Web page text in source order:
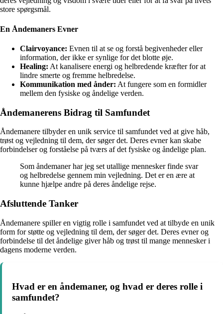
store spørgsmål.
En Åndemaners Evner
Clairvoyance: Evnen til at se og forstå begivenheder eller
information, der ikke er synlige for det blotte øje.
Healing: At kanalisere energi og helbredende kræfter for at
lindre smerte og fremme helbredelse.
Kommunikation med ånder: At fungere som en formidler
mellem den fysiske og åndelige verden.
Åndemanerens Bidrag til Samfundet
Åndemanere tilbyder en unik service til samfundet ved at give håb,
trøst og vejledning til dem, der søger det. Deres evner kan skabe
forbindelser og forståelse på tværs af det fysiske og åndelige plan.
Som åndemaner har jeg set utallige mennesker finde svar
og helbredelse gennem min vejledning. Det er en ære at
kunne hjælpe andre på deres åndelige rejse.
Afsluttende Tanker
Åndemanere spiller en vigtig rolle i samfundet ved at tilbyde en unik
form for støtte og vejledning til dem, der søger det. Deres evner og
forbindelse til det åndelige giver håb og trøst til mange mennesker i
dagens moderne verden.
Hvad er en åndemaner, og hvad er deres rolle i
samfundet?